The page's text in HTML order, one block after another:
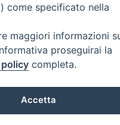
come specificato nella
maggiori informazioni
proseguirai la
completa.
Accetta